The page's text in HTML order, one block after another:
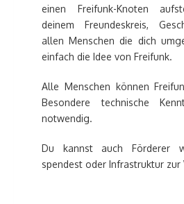
einen Freifunk-Knoten
deinem Freundeskreis,
allen Menschen die dich
einfach die Idee von Freifunk.
Alle Menschen können
Besondere technische
notwendig.
Du kannst auch Förderer
spendest oder Infrastruktur